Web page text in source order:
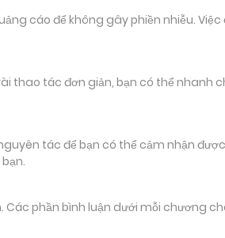
cáo để không gây phiền nhiễu.
thao tác đơn giản, bạn có thể nhanh
tác để bạn có thể cảm nhận
phần bình luận dưới mỗi chương